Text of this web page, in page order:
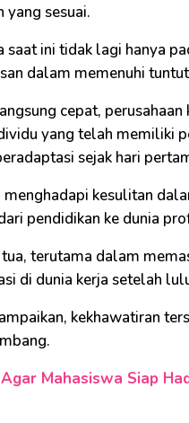
sesuai.
ini tidak lagi hanya
dalam memenuhi
cepat, perusahaan
yang telah memiliki
sejak hari
kesulitan
pendidikan ke dunia
terutama dalam
di dunia kerja setelah
kekhawatiran
Mahasiswa Siap